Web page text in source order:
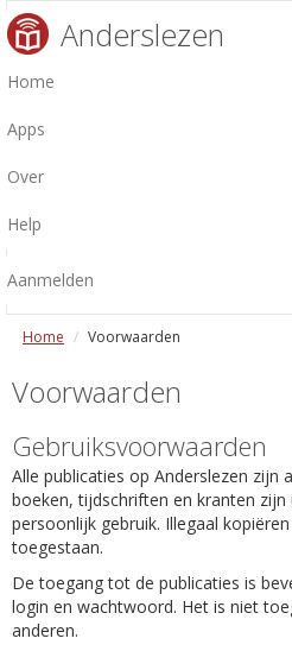
Anderslezen
Home
Apps
Over
Help
Aanmelden
Home Voorwaarden
Voorwaarden
Gebruiksvoorwaarden
Alle publicaties op Anderslezen zijn
boeken, tijdschriften en kranten
persoonlijk gebruik. Illegaal
toegestaan.
De toegang tot de publicaties is
login en wachtwoord. Het is niet
anderen.